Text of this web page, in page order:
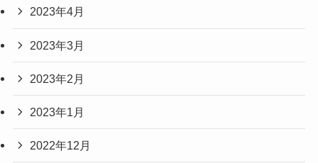
2023年4月
2023年3月
2023年2月
2023年1月
2022年12月